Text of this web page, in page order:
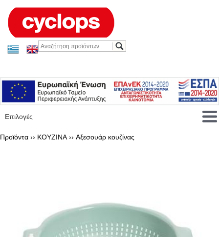
Επιλογές
Προϊόντα ›› KOYZINA›› Αξεσουάρ κουζίνας